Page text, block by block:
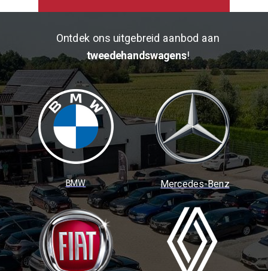
Ontdek ons uitgebreid aanbod aan
tweedehandswagens!
BMW Mercedes-Benz